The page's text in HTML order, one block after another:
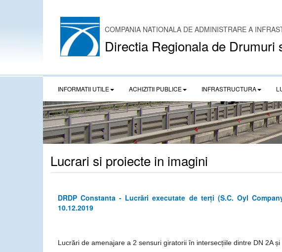
COMPANIA NATIONALA DE ADMINISTRARE A
Directia Regionala de Drumuri
INFORMATII UTILE ACHIZITII PUBLICE INFRASTRUCTURA
Lucrari si proiecte in imagini
DRDP Constanta - Lucrări executate de terți (S.C. Oyl
10.12.2019
Lucrări de amenajare a 2 sensuri giratorii în intersecțiile dintre DN 2A